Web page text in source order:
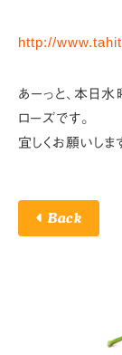
http://
あーっと、本日
ローズです。
宜しくお願いし
Back